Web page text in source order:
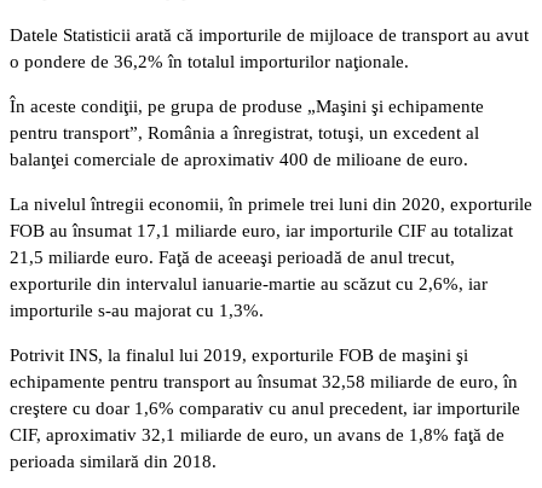
Datele Statisticii arată că importurile de mijloace de transport au avut
o pondere de 36,2% în totalul importurilor naţionale.
În aceste condiţii, pe grupa de produse „Maşini şi echipamente
pentru transport”, România a înregistrat, totuşi, un excedent al
balanţei comerciale de aproximativ 400 de milioane de euro.
La nivelul întregii economii, în primele trei luni din 2020, exporturile
FOB au însumat 17,1 miliarde euro, iar importurile CIF au totalizat
21,5 miliarde euro. Faţă de aceeaşi perioadă de anul trecut,
exporturile din intervalul ianuarie-martie au scăzut cu 2,6%, iar
importurile s-au majorat cu 1,3%.
Potrivit INS, la finalul lui 2019, exporturile FOB de maşini şi
echipamente pentru transport au însumat 32,58 miliarde de euro, în
creştere cu doar 1,6% comparativ cu anul precedent, iar importurile
CIF, aproximativ 32,1 miliarde de euro, un avans de 1,8% faţă de
perioada similară din 2018.